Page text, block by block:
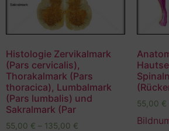
Histologie Zervikalmark
(Pars cervicalis),
Thorakalmark (Pars
thoracica), Lumbalmark
(Pars lumbalis) und
Sakralmark (Par
55,00 € – 135,00 €
55,00 €